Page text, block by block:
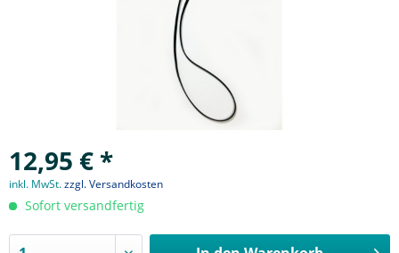
12,95 € *
inkl. MwSt.zzgl. Versandkosten
Sofort versandfertig